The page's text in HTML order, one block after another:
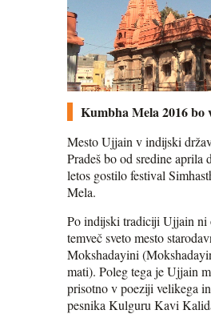
Kumbha Mela 2016 bo
Mesto Ujjain v indijski
Pradeš bo od sredine aprila
letos gostilo festival
Mela.
Po indijski tradiciji Ujjain ni
temveč sveto mesto
Mokshadayini
mati). Poleg tega je Ujjain
prisotno v poeziji velikega
pesnika Kulguru Kavi